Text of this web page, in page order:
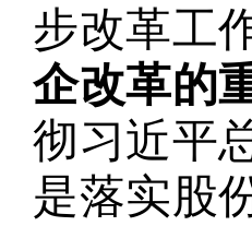
步改革工
企改革的
彻习近平
是落实股